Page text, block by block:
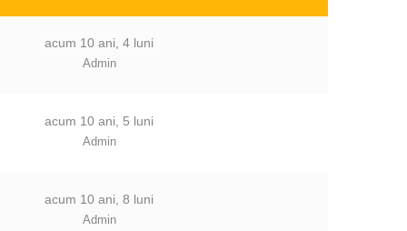
acum 10 ani, 4 luni
Admin
acum 10 ani, 5 luni
Admin
acum 10 ani, 8 luni
Admin